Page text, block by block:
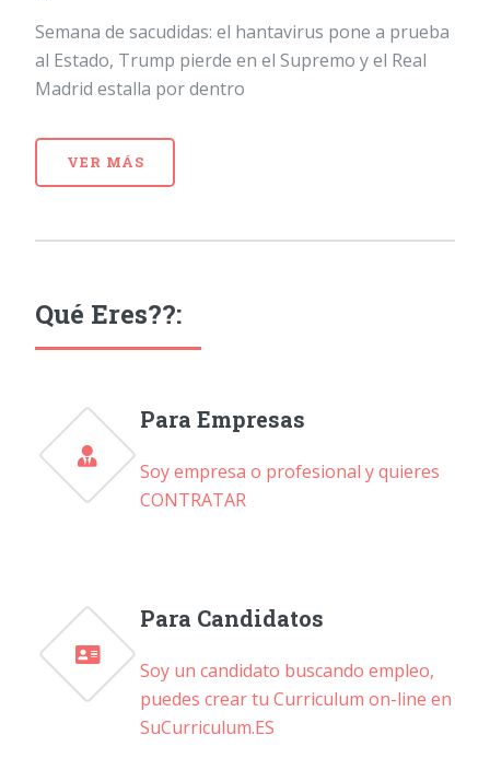
Semana de sacudidas: el hantavirus pone a prueba
al Estado, Trump pierde en el Supremo y el Real
Madrid estalla por dentro
VER MÁS
Qué Eres??:
Para Empresas
Soy empresa o profesional y quieres
CONTRATAR
Para Candidatos
Soy un candidato buscando empleo,
puedes crear tu Curriculum on-line en
SuCurriculum.ES